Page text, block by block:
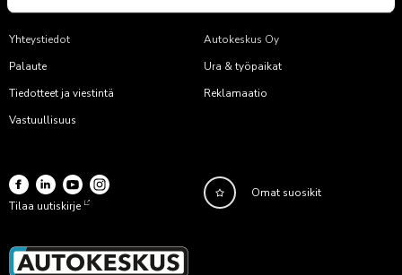
ANNA PALAUTETTA
Yhteystiedot
Autokeskus Oy
Palaute
Ura & työpaikat
Tiedotteet ja viestintä
Reklamaatio
Vastuullisuus
Tilaa uutiskirje
Omat suosikit